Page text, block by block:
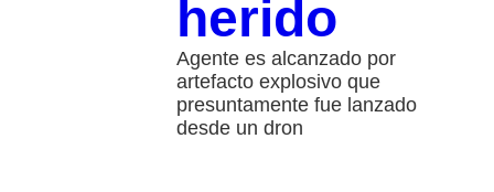
herido
Agente es alcanzado por
artefacto explosivo que
presuntamente fue lanzado
desde un dron